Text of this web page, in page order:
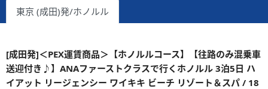
東京 (成田)発/ホノルル
[成田発]＜PEX運賃商品＞【ホノルルコース】【往路のみ混乗車
送迎付き♪】ANAファーストクラスで行くホノルル 3泊5日 ハ
イアット リージェンシー ワイキキ ビーチ リゾート＆スパ / 18